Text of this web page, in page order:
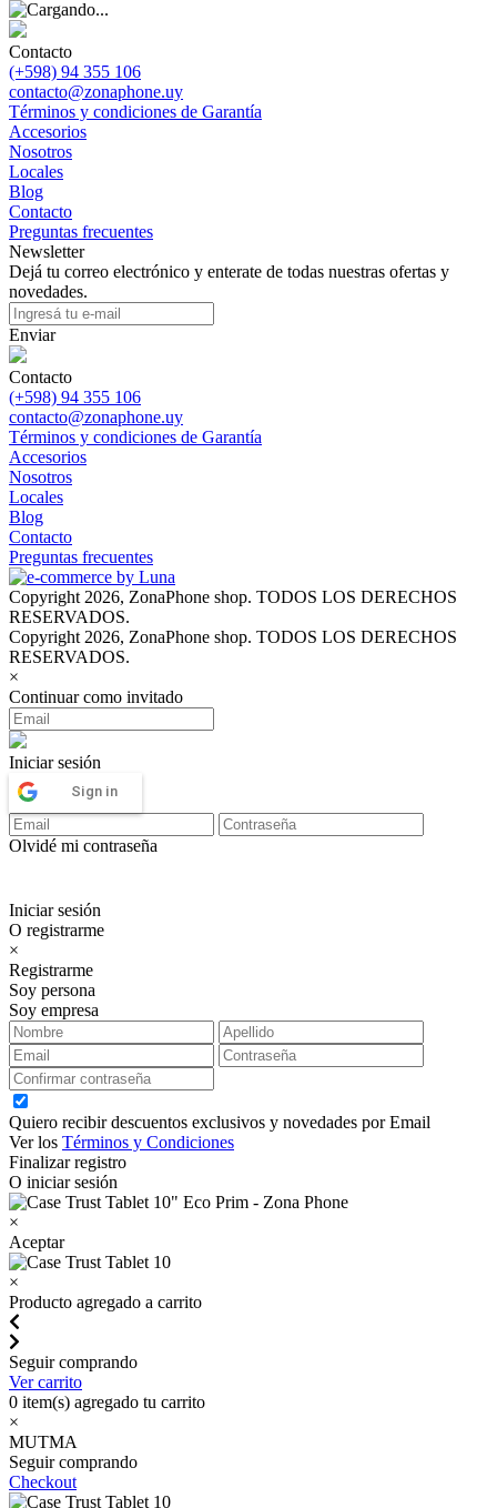
Contacto
(+598) 94 355 106
contacto@zonaphone.uy
Términos y condiciones de Garantía
Accesorios
Nosotros
Locales
Blog
Contacto
Preguntas frecuentes
Newsletter
Dejá tu correo electrónico y enterate de todas nuestras ofertas y
novedades.
Enviar
Contacto
(+598) 94 355 106
contacto@zonaphone.uy
Términos y condiciones de Garantía
Accesorios
Nosotros
Locales
Blog
Contacto
Preguntas frecuentes
Copyright 2026, ZonaPhone shop. TODOS LOS DERECHOS
RESERVADOS.
Copyright 2026, ZonaPhone shop. TODOS LOS DERECHOS
RESERVADOS.
×
Continuar como invitado
Iniciar sesión
Sign in
Olvidé mi contraseña
Iniciar sesión
O registrarme
×
Registrarme
Soy persona
Soy empresa
Quiero recibir descuentos exclusivos y novedades por Email
Ver los Términos y Condiciones
Finalizar registro
O iniciar sesión
×
Aceptar
×
Producto agregado a carrito
Seguir comprando
Ver carrito
0 item(s) agregado tu carrito
×
MUTMA
Seguir comprando
Checkout